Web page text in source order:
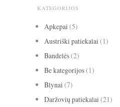
KATEGORIJOS
Apkepai (5)
Austriški patiekalai (1)
Bandelės(2)
Be kategorijos(1)
Blynai (7)
Daržovių patiekalai (21)